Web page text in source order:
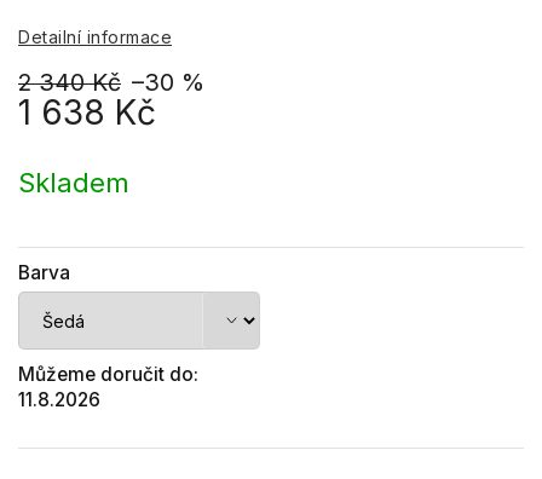
2 340 Kč –30 %
1 638 Kč
cena:
Skladem
Barva
Můžeme doručit do:
11.8.2026
Detailní informace